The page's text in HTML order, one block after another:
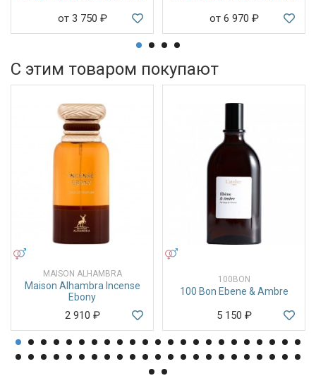
от 3 750 ₽ от 6 970 ₽
С этим товаром покупают
MAISON ALHAMBRA
Maison Alhambra Incense
Ebony
2 910 ₽
100BON
100 Bon Ebene & Ambre
5 150 ₽